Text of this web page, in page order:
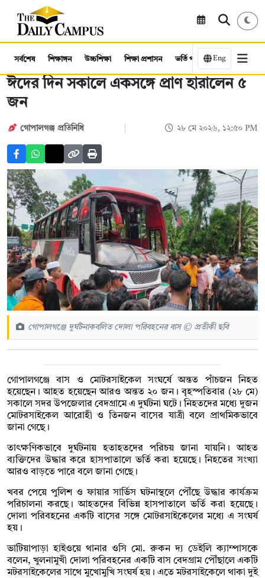
সর্বশেষ শিক্ষাঙ্গন উচ্চশিক্ষা শিক্ষা প্রশাসন ভর্তি পরীক্ষা কর্মসংস্থান
Eng
ঈদের দিন সকালে একসঙ্গে প্রাণ হারালেন ৫
জন
গোপালগঞ্জ প্রতিনিধি ২৮ মে ২০২৬, ১২:৫০ PM
গোপালগঞ্জে দুর্ঘটনাকবলিত দোলা পরিবহনের বাস © প্রতীকী ছবি
গোপালগঞ্জে বাস ও মোটরসাইকেল সংঘর্ষে অন্তত পাঁচজন নিহত
হয়েছেন। আহত হয়েছেন আরও অন্তত ২০ জন। বৃহস্পতিবার (২৮ মে)
সকালে সদর উপজেলার বেদগ্রামে এ দুর্ঘটনা ঘটে। নিহতদের মধ্যে দুজন
মোটরসাইকেল আরোহী ও তিনজন বাসের যাত্রী বলে প্রাথমিকভাবে
জানা গেছে।
তাৎক্ষণিকভাবে দুর্ঘটনায় হতাহতদের পরিচয় জানা যায়নি। আহত
ব্যক্তিদের উদ্ধার করে হাসপাতালে ভর্তি করা হয়েছে। নিহতের সংখ্যা
আরও বাড়তে পারে বলে জানা গেছে।
খবর পেয়ে পুলিশ ও ফায়ার সার্ভিস ঘটনাস্থলে পৌঁছে উদ্ধার কার্যক্রম
পরিচালনা করছে। আহতদের বিভিন্ন হাসপাতালে ভর্তি করা হয়েছে।
দোলা পরিবহনের একটি বাসের সঙ্গে মোটরসাইকেলের মধ্যে এ সংঘর্ষ
হয়।
ভাটিয়াপাড়া হাইওয়ে থানার ওসি মো. রুকন দ্য ডেইলি ক্যাম্পাসকে
বলেন, খুলনামুখী দোলা পরিবহনের একটি বাস বেদগ্রাম পৌঁছালে একটি
মটরসাইকেলের সাথে মুখোমুখি সংঘর্ষ হয়। এতে মটরসাইকেলে থাকা দুই